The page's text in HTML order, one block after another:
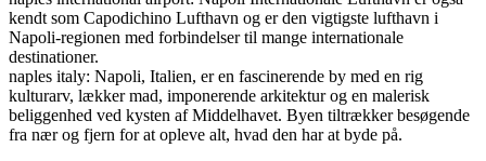
kendt som Capodichino Lufthavn og er den vigtigste lufthavn i
Napoli-regionen med forbindelser til mange internationale
destinationer.
naples italy: Napoli, Italien, er en fascinerende by med en rig
kulturarv, lækker mad, imponerende arkitektur og en malerisk
beliggenhed ved kysten af Middelhavet. Byen tiltrækker besøgende
fra nær og fjern for at opleve alt, hvad den har at byde på.